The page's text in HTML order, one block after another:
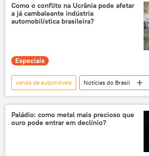
economia mundial
acordo
acordo comercial
acordos bilaterais
comércio bilateral
aço
turbinas
geopolítica
geopolítica
Oriente Médio
Como o conflito na Ucrânia pode afetar
a já cambaleante indústria
automobilística brasileira?
Especiais
venda de automóveis
Notícias do Brasil
Economia
indústria automobilística
setor automotivo
carros
Brasil
Ucrânia
Rússia
Paládio: como metal mais precioso que
ouro pode entrar em declínio?